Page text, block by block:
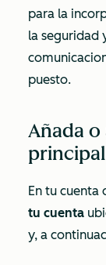
para la
la seguridad
puesto.
Añada
En tu cuenta
tu cuenta
y, a